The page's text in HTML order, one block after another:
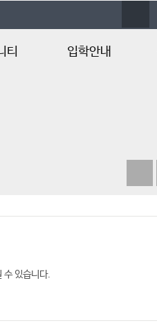
티 입학안내
수 있습니다.